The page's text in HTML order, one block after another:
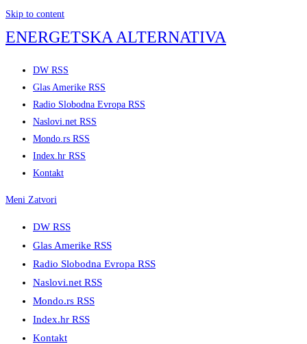
Skip to content
ENERGETSKA ALTERNATIVA
DW RSS
Glas Amerike RSS
Radio Slobodna Evropa RSS
Naslovi.net RSS
Mondo.rs RSS
Index.hr RSS
Kontakt
Meni Zatvori
DW RSS
Glas Amerike RSS
Radio Slobodna Evropa RSS
Naslovi.net RSS
Mondo.rs RSS
Index.hr RSS
Kontakt